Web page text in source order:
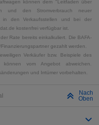
können dem "Leitfaden über
und den Stromverbrauch neuer
in den Verkaufsstellen und bei der
kostenfrei verfügbar ist.
Rate bereits einkalkuliert. Die BAFA-
gezahlt werden.
Verkäufer bzw. Beispiele des
vom Angebot abweichen.
und Irrtümer vorbehalten.
Nach
Oben